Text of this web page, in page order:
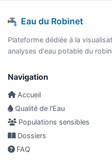
Eau du Robinet
Plateforme dédiée à la
analyses d'eau potable du
Navigation
Accueil
Qualité de l'Eau
Populations sensibles
Dossiers
FAQ